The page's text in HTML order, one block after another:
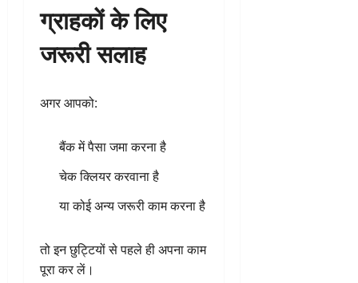
ग्राहकों के लिए
जरूरी सलाह
अगर आपको:
बैंक में पैसा जमा करना है
चेक क्लियर करवाना है
या कोई अन्य जरूरी काम करना है
तो इन छुट्टियों से पहले ही अपना काम
पूरा कर लें।